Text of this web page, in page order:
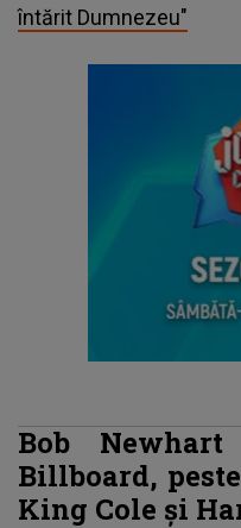
întărit Dumnezeu"
Bob
Billboard,
King Cole și